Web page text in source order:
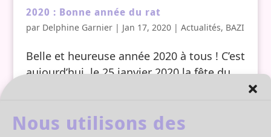
Nous utilisons des
2020 : Bonne année du rat
par Delphine Garnier| Jan 17, 2020| Actualités, BAZI
Belle et heureuse année 2020 à tous ! C’est
aujourd’hui, le 25 janvier 2020 la fête du
Pourquoi le 25 janvier ? La date est